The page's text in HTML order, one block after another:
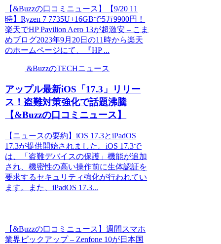
【&Buzzの口コミニュース】【9/20 11
時】Ryzen 7 7735U+16GBで5万9900円！
楽天でHP Pavilion Aero 13が超激安 – こま
めブログ2023年9月20日の11時から楽天
のホームページにて、『HP ...
&BuzzのTECHニュース
アップル最新iOS「17.3」リリー
ス！盗難対策強化で話題沸騰
【&Buzzの口コミニュース】
【ニュースの要約】iOS 17.3とiPadOS
17.3が提供開始されました。iOS 17.3で
は、「盗難デバイスの保護」機能が追加
され、機密性の高い操作前に生体認証を
要求するセキュリティ強化が行われてい
ます。また、iPadOS 17.3...
【&Buzzの口コミニュース】週間スマホ
業界ピックアップ – Zenfone 10が日本国